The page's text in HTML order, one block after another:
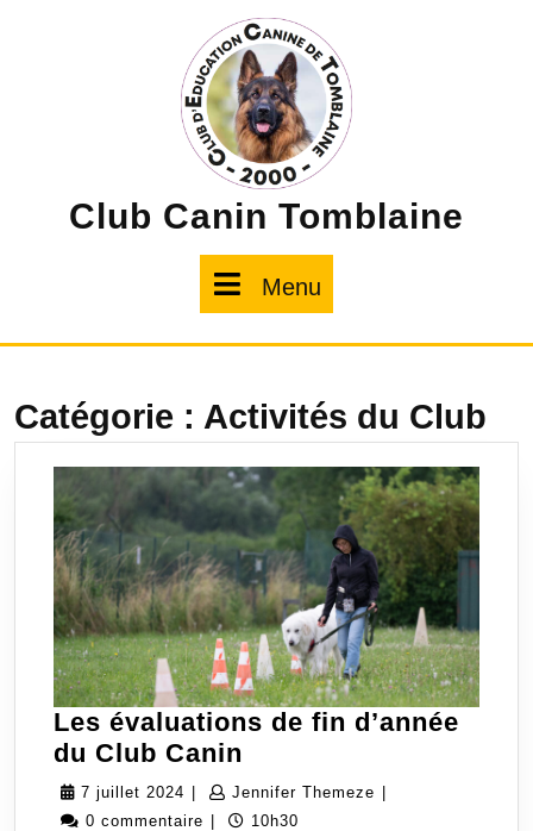
Club Canin Tomblaine
Menu
Catégorie : Activités du Club
Les évaluations de fin d’année
du Club Canin
évaluations
de
7 juillet 2024 7
juillet
| Jennifer Themeze Jennifer
|
0 commentaire | 10h30